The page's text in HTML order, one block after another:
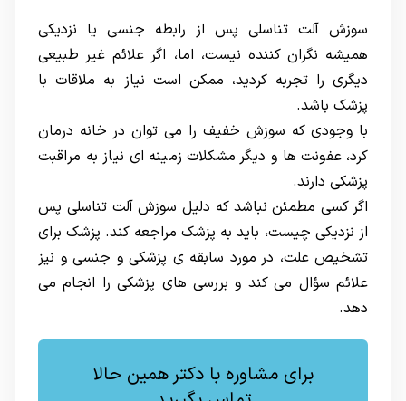
سوزش آلت تناسلی پس از رابطه جنسی یا نزدیکی
همیشه نگران کننده نیست، اما، اگر علائم غیر طبیعی
دیگری را تجربه کردید، ممکن است نیاز به ملاقات با
پزشک باشد.
با وجودی که سوزش خفیف را می توان در خانه درمان
کرد، عفونت ها و دیگر مشکلات زمینه ای نیاز به مراقبت
پزشکی دارند.
اگر کسی مطمئن نباشد که دلیل سوزش آلت تناسلی پس
از نزدیکی چیست، باید به پزشک مراجعه کند. پزشک برای
تشخیص علت، در مورد سابقه ی پزشکی و جنسی و نیز
علائم سؤال می کند و بررسی های پزشکی را انجام می
دهد.
برای مشاوره با دکتر همین حالا